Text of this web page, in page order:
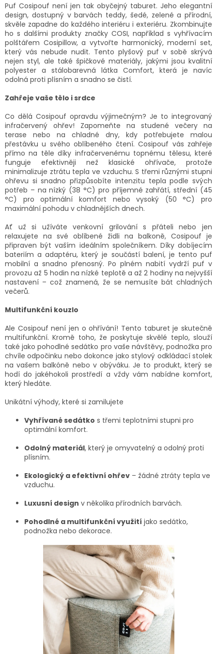
Puf Cosipouf není jen tak obyčejný taburet. Jeho elegantní
design, dostupný v barvách teddy, šedé, zelené a přírodní,
skvěle zapadne do každého interiéru i exteriéru. Zkombinujte
ho s dalšími produkty značky COSI, například s vyhřívacím
polštářem Cosipillow, a vytvořte harmonický, moderní set,
který vás nebude nudit. Tento plyšový puf v sobě skrývá
nejen styl, ale také špičkové materiály, jakými jsou kvalitní
polyester a stálobarevná látka Comfort, která je navíc
odolná proti plísním a snadno se čistí.
Zahřeje vaše tělo i srdce
Co dělá Cosipouf opravdu výjimečným? Je to integrovaný
infračervený ohřev! Zapomeňte na studené večery na
terase nebo na chladné dny, kdy potřebujete malou
přestávku u svého oblíbeného čtení. Cosipouf vás zahřeje
přímo na těle díky infračervenému topnému tělesu, které
funguje efektivněji než klasické ohřívače, protože
minimalizuje ztrátu tepla ve vzduchu. S třemi různými stupni
ohřevu si snadno přizpůsobíte intenzitu tepla podle svých
potřeb – na nízký (38 °C) pro příjemné zahřátí, střední (45
°C) pro optimální komfort nebo vysoký (50 °C) pro
maximální pohodu v chladnějších dnech.
Ať už si užíváte venkovní grilování s přáteli nebo jen
relaxujete na své oblíbené židli na balkoně, Cosipouf je
připraven být vaším ideálním společníkem. Díky dobíjecím
bateriím a adaptéru, který je součástí balení, je tento puf
mobilní a snadno přenosný. Po plném nabití vydrží puf v
provozu až 5 hodin na nízké teplotě a až 2 hodiny na nejvyšší
nastavení – což znamená, že se nemusíte bát chladných
večerů.
Multifunkční kouzlo
Ale Cosipouf není jen o ohřívání! Tento taburet je skutečně
multifunkční. Kromě toho, že poskytuje skvělé teplo, slouží
také jako pohodlné sedátko pro vaše návštěvy, podnožka pro
chvíle odpočinku nebo dokonce jako stylový odkládací stolek
na vašem balkóně nebo v obýváku. Je to produkt, který se
hodí do jakéhokoli prostředí a vždy vám nabídne komfort,
který hledáte.
Unikátní výhody, které si zamilujete
Vyhřívané sedátko s třemi teplotními stupni pro
optimální komfort.
Odolný materiál, který je omyvatelný a odolný proti
plísním.
Ekologický a efektivní ohřev – žádné ztráty tepla ve
vzduchu.
Luxusní design v několika přírodních barvách.
Pohodlné a multifunkční využití jako sedátko,
podnožka nebo dekorace.